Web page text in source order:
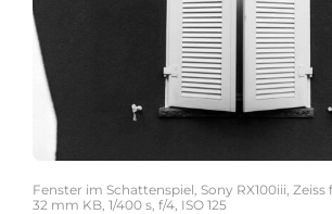
Fenster im Schattenspiel, Sony RX100iii, Zeiss
32 mm KB, 1/400 s, f/4, ISO 125